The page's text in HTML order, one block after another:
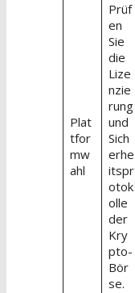
Plat
tfor
mw
ahl
Prüf
en
Sie
die
Lize
nzie
rung
und
Sich
erhe
itspr
otok
olle
der
Kry
pto-
Bör
se.